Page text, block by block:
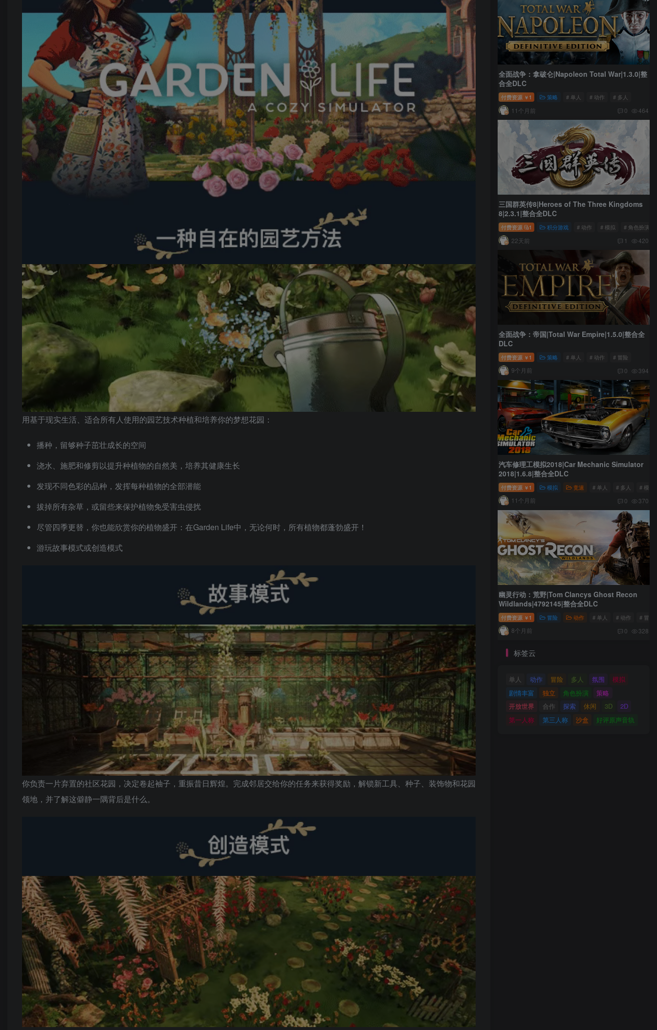
用基于现实生活、适合所有人使用的园艺技术种植和培养你的梦想花园：
播种，留够种子茁壮成长的空间
浇水、施肥和修剪以提升种植物的自然美，培养其健康生长
发现不同色彩的品种，发挥每种植物的全部潜能
拔掉所有杂草，或留些来保护植物免受害虫侵扰
尽管四季更替，你也能欣赏你的植物盛开：在Garden Life中，无论何时，所有植物都蓬勃盛开！
游玩故事模式或创造模式
你负责一片弃置的社区花园，决定卷起袖子，重振昔日辉煌。完成邻居交给你的任务来获得奖励，解锁新工具、种子、装饰物和花园
领地，并了解这僻静一隅背后是什么。
全面战争：拿破仑|Napoleon Total War|1.3.0|整
合全DLC
付费资源 ￥ 1 策略 # 单人 # 动作 # 多人
11个月前 0 464
三国群英传8|Heroes of The Three Kingdoms
8|2.3.1|整合全DLC
付费资源 1 积分游戏 # 动作 # 模拟 # 角色扮演
22天前 1 420
全面战争：帝国|Total War Empire|1.5.0|整合全
DLC
付费资源 ￥ 1 策略 # 单人 # 动作 # 冒险
9个月前 0 394
汽车修理工模拟2018|Car Mechanic Simulator
2018|1.6.8|整合全DLC
付费资源 ￥ 1 模拟 竞速 # 单人 # 多人 # 模拟
11个月前 0 370
幽灵行动：荒野|Tom Clancys Ghost Recon
Wildlands|4792145|整合全DLC
付费资源 ￥ 1 冒险 动作 # 单人 # 动作 # 冒险
8个月前 0 328
标签云
单人 动作 冒险 多人 氛围
模拟
剧情丰富
独立 角色扮演
策略
开放世界
合作 探索 休闲 3D
2D
第一人称
第三人称 沙盒 好评原声音轨